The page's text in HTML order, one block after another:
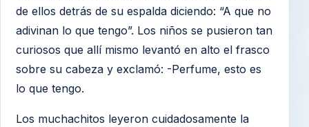
de ellos detrás de su espalda diciendo: “A que no
adivinan lo que tengo”. Los niños se pusieron tan
curiosos que allí mismo levantó en alto el frasco
sobre su cabeza y exclamó: -Perfume, esto es
lo que tengo.
Los muchachitos leyeron cuidadosamente la